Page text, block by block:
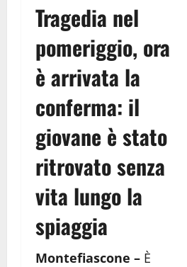
Tragedia nel
pomeriggio, ora
è arrivata la
conferma: il
giovane è stato
ritrovato senza
vita lungo la
spiaggia
Montefiascone – È